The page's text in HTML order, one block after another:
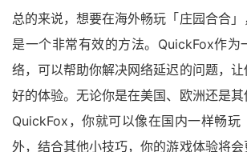
总的来说，想要在海外畅玩「庄园合合
是一个非常有效的方法。QuickFox作为
络，可以帮助你解决网络延迟的问题，
好的体验。无论你是在美国、欧洲还是其
QuickFox，你就可以像在国内一样畅玩
外，结合其他小技巧，你的游戏体验将